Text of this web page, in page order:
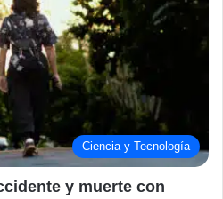
Ciencia y Tecnología
y muerte con